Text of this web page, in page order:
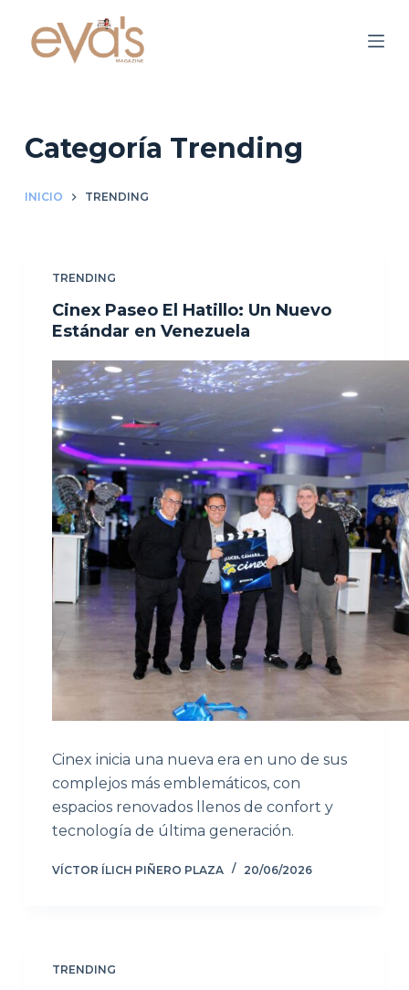
Categoría Trending
INICIO TRENDING
TRENDING
Cinex Paseo El Hatillo: Un Nuevo
Estándar en Venezuela
Cinex inicia una nueva era en uno de sus
complejos más emblemáticos, con
espacios renovados llenos de confort y
tecnología de última generación.
VÍCTOR ÍLICH PIÑERO PLAZA 20/06/2026
TRENDING